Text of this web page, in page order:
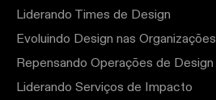
Liderando Times de Design
Evoluindo Design nas Organizações
Repensando Operações de Design
Liderando Serviços de Impacto